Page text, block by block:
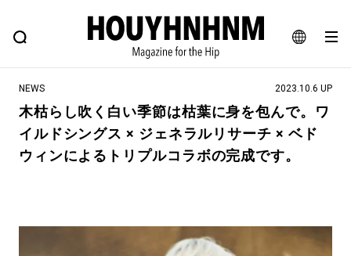
JA
EN
FEATURE BLOG SNAP
ヒップなファッション、カルチャー、ライフスタイルWEBマガジン
#注目のタグ
#NEW VINTAGE #マイナーグッド図鑑
#MONTHLY JOURNAL
NEWS 2023.10.6 UP
木枯らし吹く白い季節は枯葉に身を包んで。ワ
イルドシングス × ジェネラルリサーチ × ベド
ウィンによるトリプルコラボの完成です。